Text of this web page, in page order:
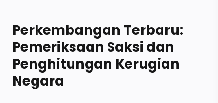
Perkembangan Terbaru:
Pemeriksaan Saksi dan
Penghitungan Kerugian
Negara